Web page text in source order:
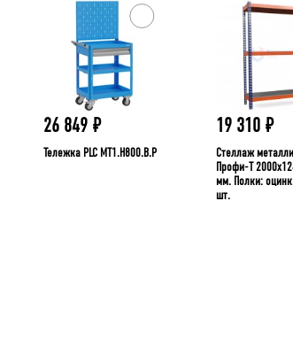
26 849 ₽
Тележка PLC МT1.H800.В.Р
19 310 ₽
Стеллаж
Профи-Т
мм. Полки:
шт.